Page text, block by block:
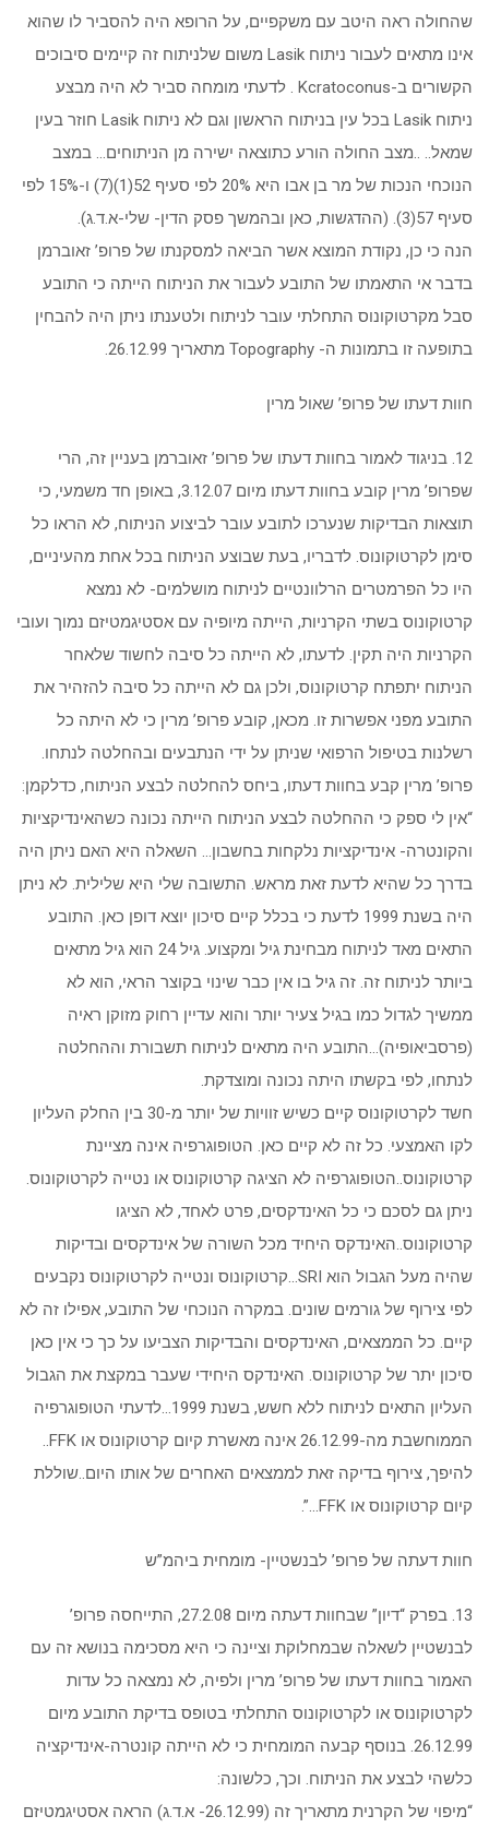
שהחולה ראה היטב עם משקפיים, על הרופא היה להסביר לו שהוא
אינו מתאים לעבור ניתוח Lasik משום שלניתוח זה קיימים סיבוכים
הקשורים ב-Kcratoconus . לדעתי מומחה סביר לא היה מבצע
ניתוח Lasik בכל עין בניתוח הראשון וגם לא ניתוח Lasik חוזר בעין
שמאל.. ..מצב החולה הורע כתוצאה ישירה מן הניתוחים… במצב
הנוכחי הנכות של מר בן אבו היא 20% לפי סעיף 52(1)(7) ו-15% לפי
סעיף 57(3). (ההדגשות, כאן ובהמשך פסק הדין- שלי-א.ד.ג).
הנה כי כן, נקודת המוצא אשר הביאה למסקנתו של פרופ’ זאוברמן
בדבר אי התאמתו של התובע לעבור את הניתוח הייתה כי התובע
סבל מקרטוקונוס התחלתי עובר לניתוח ולטענתו ניתן היה להבחין
בתופעה זו בתמונות ה- Topography מתאריך 26.12.99.
חוות דעתו של פרופ’ שאול מרין
12. בניגוד לאמור בחוות דעתו של פרופ’ זאוברמן בעניין זה, הרי
שפרופ’ מרין קובע בחוות דעתו מיום 3.12.07, באופן חד משמעי, כי
תוצאות הבדיקות שנערכו לתובע עובר לביצוע הניתוח, לא הראו כל
סימן לקרטוקונוס. לדבריו, בעת שבוצע הניתוח בכל אחת מהעיניים,
היו כל הפרמטרים הרלוונטיים לניתוח מושלמים- לא נמצא
קרטוקונוס בשתי הקרניות, הייתה מיופיה עם אסטיגמטיזם נמוך ועובי
הקרניות היה תקין. לדעתו, לא הייתה כל סיבה לחשוד שלאחר
הניתוח יתפתח קרטוקונוס, ולכן גם לא הייתה כל סיבה להזהיר את
התובע מפני אפשרות זו. מכאן, קובע פרופ’ מרין כי לא היתה כל
רשלנות בטיפול הרפואי שניתן על ידי הנתבעים ובהחלטה לנתחו.
פרופ’ מרין קבע בחוות דעתו, ביחס להחלטה לבצע הניתוח, כדלקמן:
“אין לי ספק כי ההחלטה לבצע הניתוח הייתה נכונה כשהאינדיקציות
והקונטרה- אינדיקציות נלקחות בחשבון… השאלה היא האם ניתן היה
בדרך כל שהיא לדעת זאת מראש. התשובה שלי היא שלילית. לא ניתן
היה בשנת 1999 לדעת כי בכלל קיים סיכון יוצא דופן כאן. התובע
התאים מאד לניתוח מבחינת גיל ומקצוע. גיל 24 הוא גיל מתאים
ביותר לניתוח זה. זה גיל בו אין כבר שינוי בקוצר הראי, הוא לא
ממשיך לגדול כמו בגיל צעיר יותר והוא עדיין רחוק מזוקן ראיה
(פרסביאופיה)…התובע היה מתאים לניתוח תשבורת וההחלטה
לנתחו, לפי בקשתו היתה נכונה ומוצדקת.
חשד לקרטוקונוס קיים כשיש זוויות של יותר מ-30 בין החלק העליון
לקו האמצעי. כל זה לא קיים כאן. הטופוגרפיה אינה מציינת
קרטוקונוס..הטופוגרפיה לא הציגה קרטוקונוס או נטייה לקרטוקונוס.
ניתן גם לסכם כי כל האינדקסים, פרט לאחד, לא הציגו
קרטוקונוס..האינדקס היחיד מכל השורה של אינדקסים ובדיקות
שהיה מעל הגבול הוא SRI…קרטוקונוס ונטייה לקרטוקונוס נקבעים
לפי צירוף של גורמים שונים. במקרה הנוכחי של התובע, אפילו זה לא
קיים. כל הממצאים, האינדקסים והבדיקות הצביעו על כך כי אין כאן
סיכון יתר של קרטוקונוס. האינדקס היחידי שעבר במקצת את הגבול
העליון התאים לניתוח ללא חשש, בשנת 1999…לדעתי הטופוגרפיה
הממוחשבת מה-26.12.99 אינה מאשרת קיום קרטוקונוס או FFK..
להיפך, צירוף בדיקה זאת לממצאים האחרים של אותו היום..שוללת
קיום קרטוקונוס או FFK…”.
חוות דעתה של פרופ’ לבנשטיין- מומחית ביהמ”ש
13. בפרק “דיון” שבחוות דעתה מיום 27.2.08, התייחסה פרופ’
לבנשטיין לשאלה שבמחלוקת וציינה כי היא מסכימה בנושא זה עם
האמור בחוות דעתו של פרופ’ מרין ולפיה, לא נמצאה כל עדות
לקרטוקונוס או לקרטוקונוס התחלתי בטופס בדיקת התובע מיום
26.12.99. בנוסף קבעה המומחית כי לא הייתה קונטרה-אינדיקציה
כלשהי לבצע את הניתוח. וכך, כלשונה:
“מיפוי של הקרנית מתאריך זה (26.12.99- א.ד.ג) הראה אסטיגמטיזם